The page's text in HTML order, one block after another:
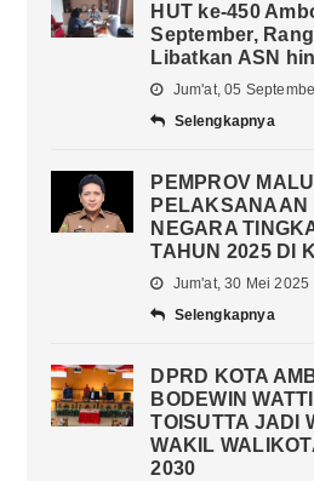
HUT ke-450
September,
Libatkan ASN
Jum'at, 05
Selengkapnya
PEMPROV
PELAKSANAAN
NEGARA
TAHUN 2025 DI
Jum'at, 30 Mei 2025
Selengkapnya
DPRD KOTA
BODEWIN
TOISUTTA JADI
WAKIL
2030